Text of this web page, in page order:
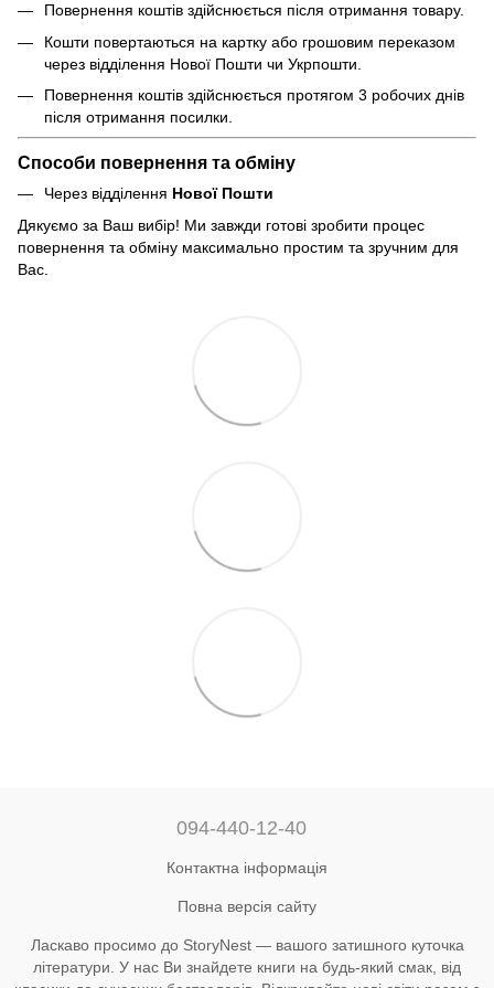
Повернення коштів здійснюється після отримання товару.
Кошти повертаються на картку або грошовим переказом
через відділення Нової Пошти чи Укрпошти.
Повернення коштів здійснюється протягом 3 робочих днів
після отримання посилки.
Способи повернення та обміну
Через відділення Нової Пошти
Дякуємо за Ваш вибір! Ми завжди готові зробити процес
повернення та обміну максимально простим та зручним для
Вас.
094-440-12-40
Контактна інформація
Повна версія сайту
Ласкаво просимо до StoryNest — вашого затишного куточка
літератури. У нас Ви знайдете книги на будь-який смак, від